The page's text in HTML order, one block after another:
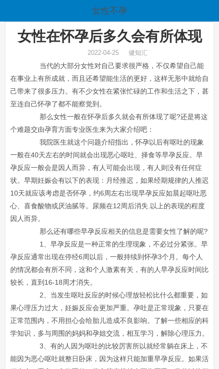
女性不孕
女性在怀孕后多久会有所体现
2022-04-25 健知汇
当代的大部分女性对自己要求很严格，不仅希望自己能
在事业上有所成就，而且还希望能生活的更好，这样无形中就给自
己带来了很多压力。有不少女性在紧张忙碌的工作和生活之下，甚
至连自己怀孕了都不能察觉到。
那么女性一般在怀孕后多久就会有所体现了呢?还是将这
个难题交由孕育方面专业医生来为大家介绍吧：
我院医生就这个问题介绍指出，怀孕以后有呕吐的现象
一般在40天左右的时间就会出现恶心呕吐、择食等早孕反应。早
孕反应一般会是因人而异，有人可能会出现，有人则没有任何症
状。早期妊娠会有以下的表现：月经推迟，如果经期规律的人推迟
10天就应该考虑是否怀孕，约6周左右出现早孕反应如晨起呕吐恶
心、喜食酸物或厌油腻等。尿频在12周后消失.以上的表现的程度
因人而异。
那么还有哪些早孕反应相关的信息是需要女性了解的呢?
1、早孕反应是一种正常的生理现象，不必过分紧张。早
孕反应通常出现在停经6周以后，一般持续到怀孕3个月。每个人
的情况都会有所不同，这和个人激素有关，有的人早孕反应时间比
较长，直到16-18周才消失。
2、当发生呕吐反应的时候心理放轻松比什么都重要，如
果心理压力过大，妊娠反应会更加严重。孕吐是正常现象，只要在
正常范围内，不用担心会给胎儿造成不良影响。了解一些相应的科
学知识，多与周围的妈妈和孕姐交流，相互学习，解除心理压力。
3、有的人因为呕吐的比较厉害所以就经常躺在床上，不
能因为恶心呕吐就整日卧床，因为这样只能加重早孕反应。如果活